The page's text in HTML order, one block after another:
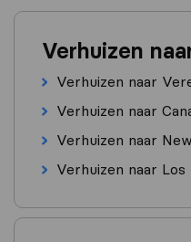
Verhuizen
Verhuizen naar
Verhuizen naar
Verhuizen naar
Verhuizen naar Los